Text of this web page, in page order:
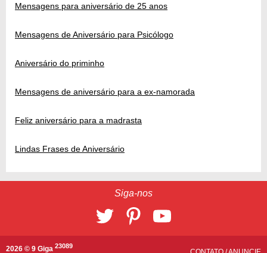
Mensagens para aniversário de 25 anos
Mensagens de Aniversário para Psicólogo
Aniversário do priminho
Mensagens de aniversário para a ex-namorada
Feliz aniversário para a madrasta
Lindas Frases de Aniversário
Siga-nos
2026 © 9 Giga 23089